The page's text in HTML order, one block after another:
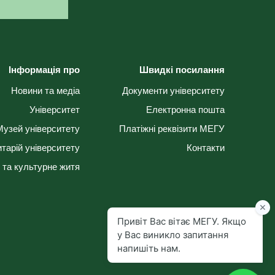
Інформація про
Новини та медіа
Університет
університету
університету
культурне житя
Швидкі посилання
Документи університету
Електронна пошта
Платіжні реквізити МЕГУ
Контакти